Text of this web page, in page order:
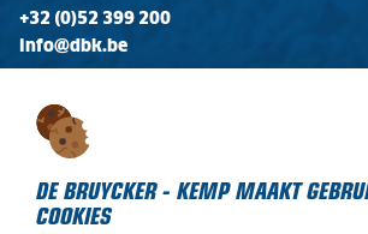
DE BRUYCKER - KEMP MAAKT
COOKIES
+32 (0)52 399 200
info@dbk.be
Ma - Vr: